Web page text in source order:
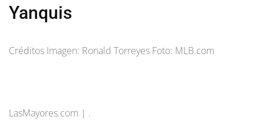
Yanquis
Créditos Imagen: Ronald Torreyes Foto: MLB.com
LasMayores.com | .